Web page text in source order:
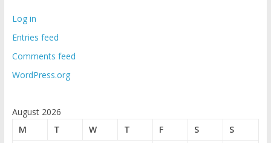
Log in
Entries feed
Comments feed
WordPress.org
August 2026
M
T W T F S S